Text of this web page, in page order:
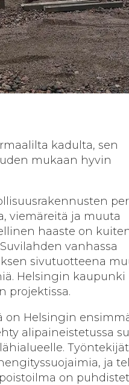
kadulta, sen
mukaan hyvin
viemäreitä ja muuta
haaste on
vanhassa
sivutuotteena
Helsingin
projektissa.
on Helsingin
alipaineistetussa
ja
on